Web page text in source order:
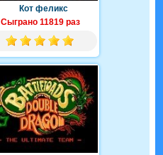
Кот феликс
Сыграно 11819 раз